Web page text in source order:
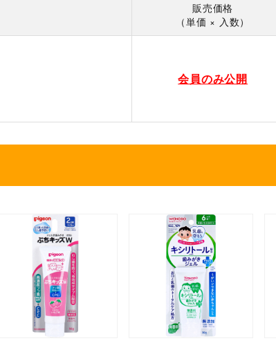
販売価格
（単価 × 入数）
会員のみ公開